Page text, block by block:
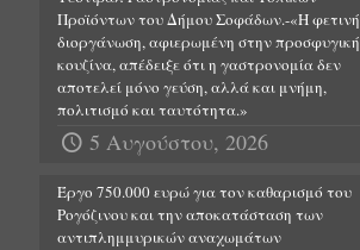
Προϊόντων του Δήμου Σοφάδων.-«Η φετινή
διοργάνωση, αφιερωμένη στην προσφυγική
κουζίνα, απέδειξε ότι η γαστρονομία δεν
αποτελεί μόνο γεύση, αλλά και μνήμη,
πολιτισμό και ταυτότητα.»
5 Αυγούστου, 2026
Έργο 750.000 ευρώ για τον καθαρισμό του
Ρογόζινου και την αποκατάσταση των
αντιπλημμυρικών αναχωμάτων